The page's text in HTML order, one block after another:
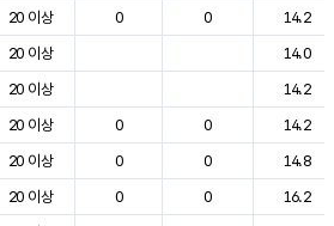
20 이상 0 0
14.2
20 이상
14.0
20 이상
14.2
20 이상 0 0
14.2
20 이상 0 0
14.8
20 이상 0 0
16.2